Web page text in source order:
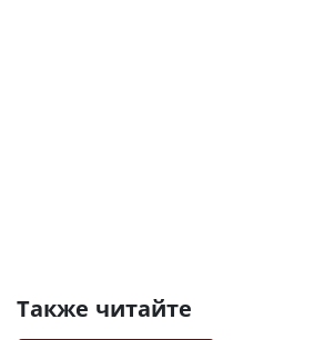
Также читайте